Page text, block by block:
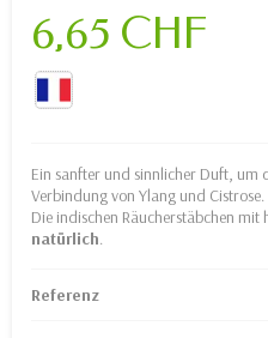
6,65 CHF
Ein sanfter und sinnlicher Duft, um
Verbindung von Ylang und Cistrose.
Die indischen Räucherstäbchen
natürlich.
Referenz